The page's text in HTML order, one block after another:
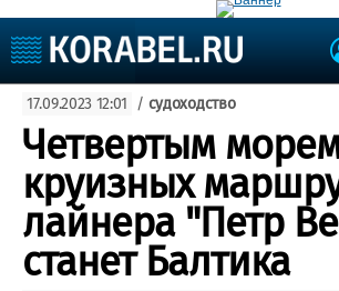
Судоходство
Судоремонт
События
Порты
Рыболовство
ВМФ
Образование
Яхты и катера
Еще
17.09.2023 12:01 / судоходство
Четвертым
круизных
лайнера "Петр
станет Балтика